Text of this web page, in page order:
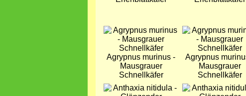
Bild
Agrypnus murinus -
Mausgrauer
Schnellkäfer
Bild
Agrypnus
Mausgrauer
Schnellkäfer
Bild
Bild